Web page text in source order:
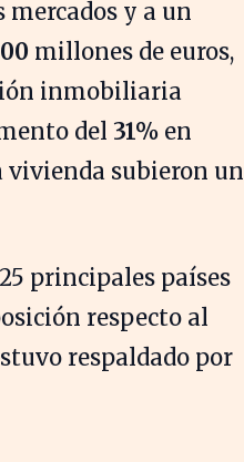
y a un
millones de euros,
inmobiliaria
del 31% en
vivienda subieron un
principales países
respecto al
respaldado por